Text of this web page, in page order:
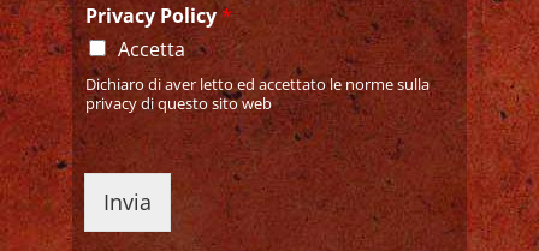
Privacy Policy*
Accetta
Dichiaro di aver letto ed accettato le norme sulla
privacy di questo sito web
Invia